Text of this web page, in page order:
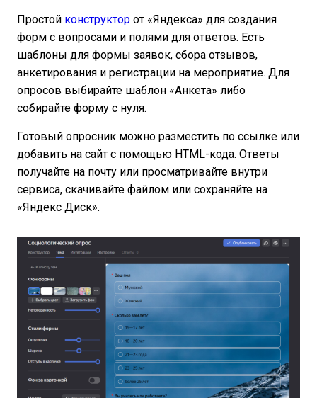
Простой конструктор от «Яндекса» для создания
форм с вопросами и полями для ответов. Есть
шаблоны для формы заявок, сбора отзывов,
анкетирования и регистрации на мероприятие. Для
опросов выбирайте шаблон «Анкета» либо
собирайте форму с нуля.
Готовый опросник можно разместить по ссылке или
добавить на сайт с помощью HTML-кода. Ответы
получайте на почту или просматривайте внутри
сервиса, скачивайте файлом или сохраняйте на
«Яндекс Диск».